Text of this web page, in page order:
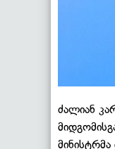
ძალიან